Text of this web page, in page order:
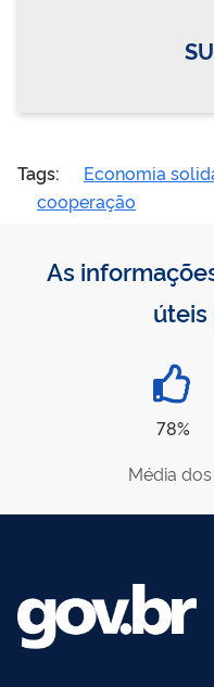
Tags: Economia
cooperação
As
úteis
78%
Média